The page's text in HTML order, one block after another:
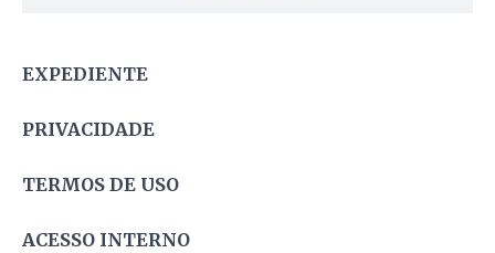
EXPEDIENTE
PRIVACIDADE
TERMOS DE USO
ACESSO INTERNO